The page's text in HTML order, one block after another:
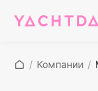
/ Компании /